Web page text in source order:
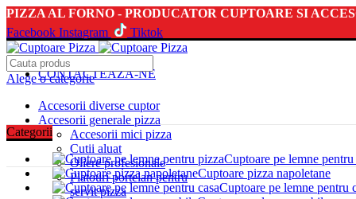
PIZZA AL FORNO - PRODUCATOR CUPTOARE SI
Facebook Instagram
Tiktok
NEWSLETTER
CONTACTEAZA-NE
Alege o categorie
Accesorii diverse cuptor
Accesorii generale pizza
Accesorii mici pizza
Cutii aluat
Oliere profesionale
Platouri portelan pentru
servit pizza
Categorii
Cuptoare pe lemne pentru
Cuptoare pizza napoletane
Cuptoare pe lemne pentru